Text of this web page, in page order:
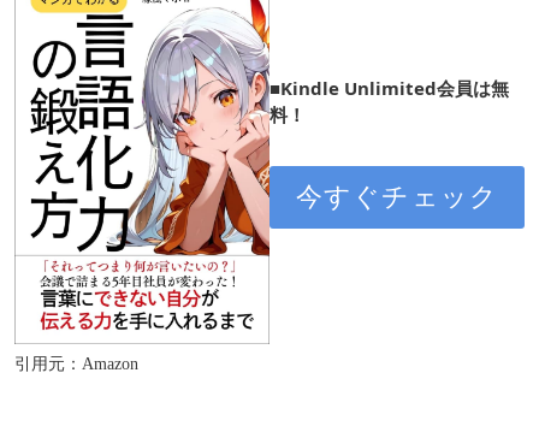
引用元：Amazon
■Kindle Unlimited会員は無
料！
今すぐチェック